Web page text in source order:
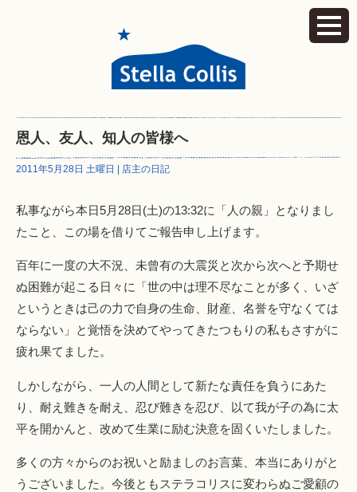
恩人、友人、知人の皆様へ
2011年5月28日 土曜日 | 店主の日記
私事ながら本日5月28日(土)の13:32に「人の親」となりまし
たこと、この場を借りてご報告申し上げます。
百年に一度の大不況、未曾有の大震災と次から次へと予期せ
ぬ困難が起こる日々に「世の中は理不尽なことが多く、いざ
というときは己の力で自身の生命、財産、名誉を守なくては
ならない」と覚悟を決めてやってきたつもりの私もさすがに
疲れ果てました。
しかしながら、一人の人間として新たな責任を負うにあた
り、耐え難きを耐え、忍び難きを忍び、以て我が子の為に太
平を開かんと、改めて生業に励む決意を固くいたしました。
多くの方々からのお祝いと励ましのお言葉、本当にありがと
うございました。今後ともステラコリスに変わらぬご愛顧の